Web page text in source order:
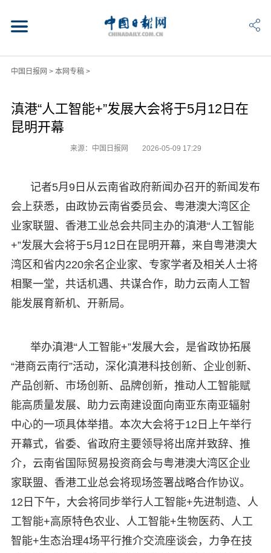
中国日报网 > 本网专稿>
滇港“人工智能+”发展大会将于5月12日在
昆明开幕
来源：中国日报网 2026-05-09 17:29
记者5月9日从云南省政府新闻办召开的新闻发布
会上获悉，由政协云南省委员会、粤港澳大湾区企
业家联盟、香港工业总会共同主办的滇港“人工智能
+”发展大会将于5月12日在昆明开幕，来自粤港澳大
湾区和省内220余名企业家、专家学者及相关人士将
相聚一堂，共话机遇、共谋合作，助力云南人工智
能发展育新机、开新局。
举办滇港“人工智能+”发展大会，是省政协拓展
“港商云南行”活动，深化滇港科技创新、企业创新、
产品创新、市场创新、品牌创新，推动人工智能赋
能高质量发展、助力云南建设面向南亚东南亚辐射
中心的一项具体举措。本次大会将于12日上午举行
开幕式，省委、省政府主要领导将出席并致辞、推
介，云南省国际贸易投资商会与粤港澳大湾区企业
家联盟、香港工业总会将现场签署战略合作协议。
12日下午，大会将同步举行人工智能+先进制造、人
工智能+高原特色农业、人工智能+生物医药、人工
智能+生态治理4场平行推介交流座谈会，力争在技